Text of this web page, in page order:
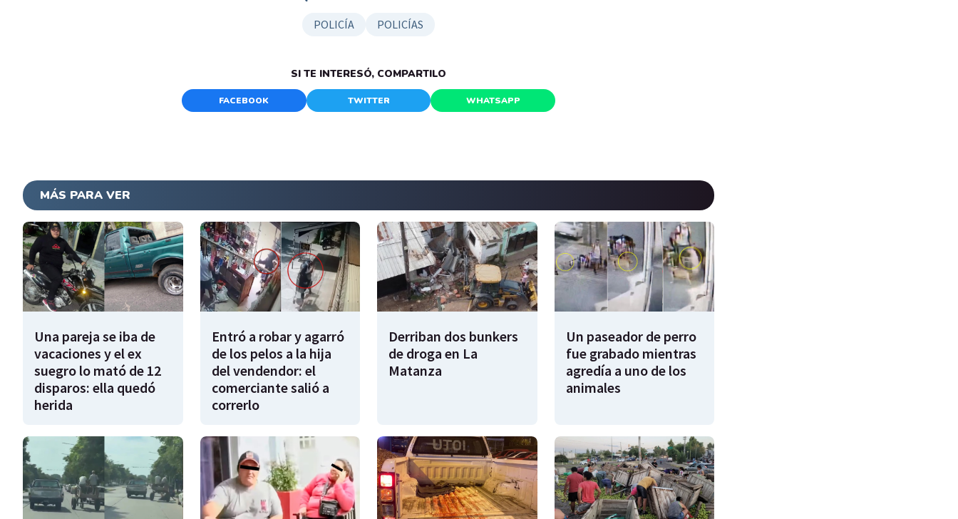
POLICÍA POLICÍAS
SI TE INTERESÓ, COMPARTILO
FACEBOOK TWITTER WHATSAPP
MÁS PARA VER
Una pareja se iba de
vacaciones y el ex
suegro lo mató de 12
disparos: ella quedó
herida
Entró a robar y agarró
de los pelos a la hija
del vendendor: el
comerciante salió a
correrlo
Derriban dos bunkers
de droga en La
Matanza
Un paseador de perro
fue grabado mientras
agredía a uno de los
animales